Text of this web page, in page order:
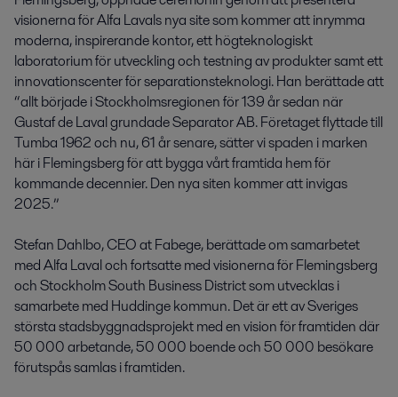
visionerna för Alfa Lavals nya site som kommer att inrymma
moderna, inspirerande kontor, ett högteknologiskt
laboratorium för utveckling och testning av produkter samt ett
innovationscenter för separationsteknologi. Han berättade att
“allt började i Stockholmsregionen för 139 år sedan när
Gustaf de Laval grundade Separator AB. Företaget flyttade till
Tumba 1962 och nu, 61 år senare, sätter vi spaden i marken
här i Flemingsberg för att bygga vårt framtida hem för
kommande decennier. Den nya siten kommer att invigas
2025.”
Stefan Dahlbo, CEO at Fabege, berättade om samarbetet
med Alfa Laval och fortsatte med visionerna för Flemingsberg
och Stockholm South Business District som utvecklas i
samarbete med Huddinge kommun. Det är ett av Sveriges
största stadsbyggnadsprojekt med en vision för framtiden där
50 000 arbetande, 50 000 boende och 50 000 besökare
förutspås samlas i framtiden.